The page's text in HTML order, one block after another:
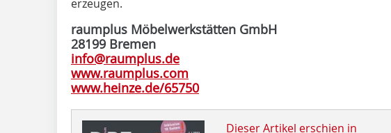
erzeugen.
raumplus Möbelwerkstätten GmbH
28199 Bremen
info@raumplus.de
www.raumplus.com
www.heinze.de/65750
Dieser Artikel erschien in